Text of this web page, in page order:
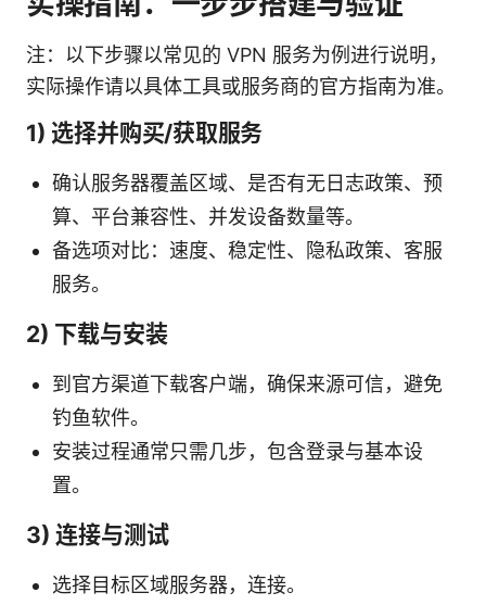
注：以下步骤以常见的 VPN 服务为例进行说明，
实际操作请以具体工具或服务商的官方指南为准。
1) 选择并购买/获取服务
确认服务器覆盖区域、是否有无日志政策、预
算、平台兼容性、并发设备数量等。
备选项对比：速度、稳定性、隐私政策、客服
服务。
2) 下载与安装
到官方渠道下载客户端，确保来源可信，避免
钓鱼软件。
安装过程通常只需几步，包含登录与基本设
置。
3) 连接与测试
选择目标区域服务器，连接。